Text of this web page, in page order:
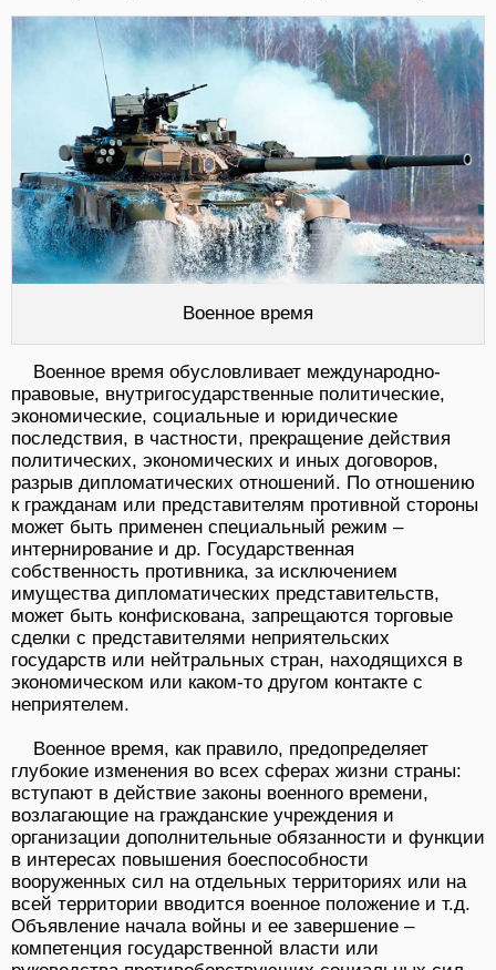
Военное время
Военное время обусловливает международно-
правовые, внутригосударственные политические,
экономические, социальные и юридические
последствия, в частности, прекращение действия
политических, экономических и иных договоров,
разрыв дипломатических отношений. По отношению
к гражданам или представителям противной стороны
может быть применен специальный режим –
интернирование и др. Государственная
собственность противника, за исключением
имущества дипломатических представительств,
может быть конфискована, запрещаются торговые
сделки с представителями неприятельских
государств или нейтральных стран, находящихся в
экономическом или каком-то другом контакте с
неприятелем.
Военное время, как правило, предопределяет
глубокие изменения во всех сферах жизни страны:
вступают в действие законы военного времени,
возлагающие на гражданские учреждения и
организации дополнительные обязанности и функции
в интересах повышения боеспособности
вооруженных сил на отдельных территориях или на
всей территории вводится военное положение и т.д.
Объявление начала войны и ее завершение –
компетенция государственной власти или